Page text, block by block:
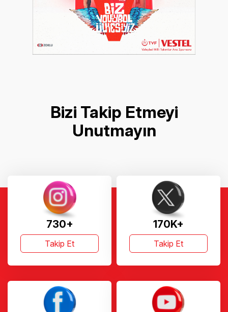
Bizi Takip Etmeyi
Unutmayın
730+
Takip Et
170K+
Takip Et